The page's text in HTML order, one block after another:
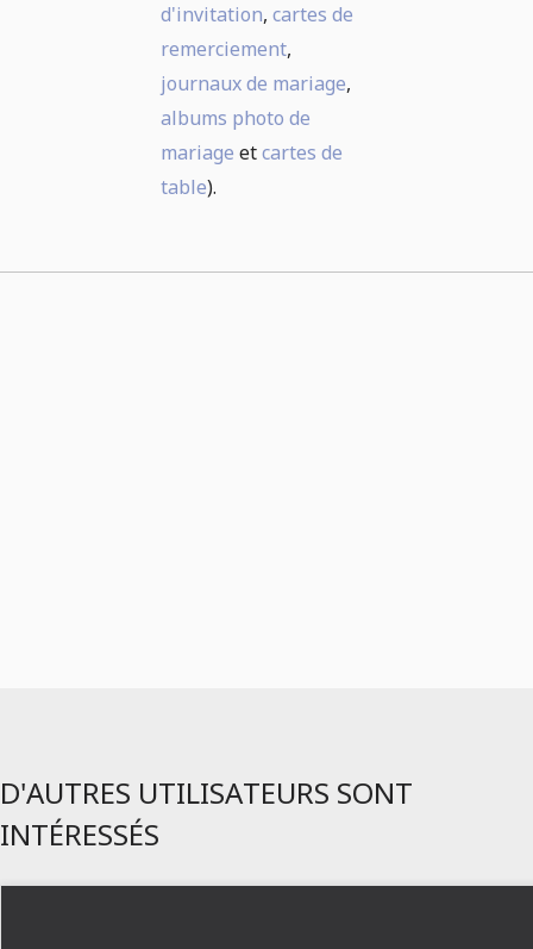
d'invitation, cartes de
remerciement,
journaux de mariage,
albums photo de
mariage etcartes de
table).
D'AUTRES UTILISATEURS SONT
INTÉRESSÉS